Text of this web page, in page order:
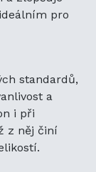
pro
standardů,
a
i při
z něj činí